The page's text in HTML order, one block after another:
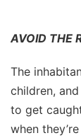
AVOID THE
The
children,
to get
when